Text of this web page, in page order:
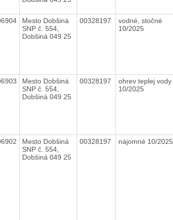
Mesto Dobšiná
SNP č. 554,
Dobšiná 049 25
00328197
vodné, stočné
10/2025
Mesto Dobšiná
SNP č. 554,
Dobšiná 049 25
00328197
ohrev teplej vody
10/2025
Mesto Dobšiná
SNP č. 554,
Dobšiná 049 25
00328197 nájomné 10/2025